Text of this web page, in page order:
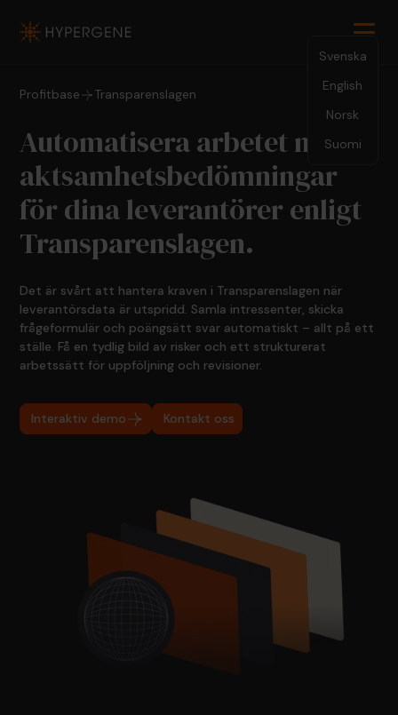
Svenska
English
Norsk
Suomi
Profitbase Transparenslagen
Automatisera arbetet med
aktsamhetsbedömningar
för dina leverantörer enligt
Transparenslagen.
Det är svårt att hantera kraven i Transparenslagen när
leverantörsdata är utspridd. Samla intressenter, skicka
frågeformulär och poängsätt svar automatiskt – allt på ett
ställe. Få en tydlig bild av risker och ett strukturerat
arbetssätt för uppföljning och revisioner.
Interaktiv demo Kontakt oss